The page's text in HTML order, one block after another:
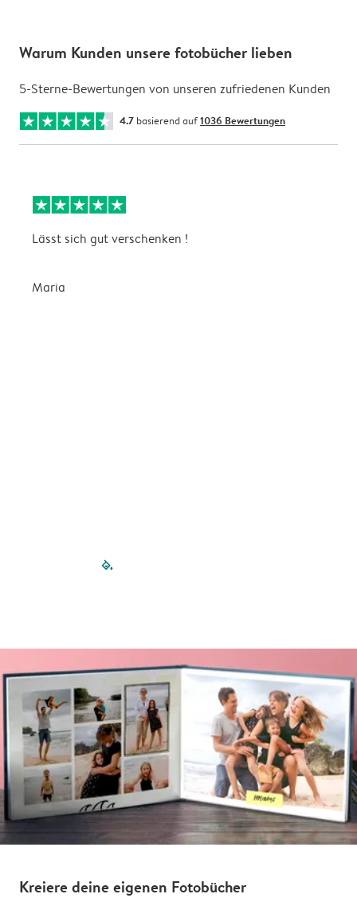
Warum Kunden unsere fotobücher lieben
5-Sterne-Bewertungen von unseren zufriedenen Kunden
4.7 basierend auf1036 Bewertungen
Lässt sich gut verschenken !
Maria
filled-pagination
Kreiere deine eigenen Fotobücher